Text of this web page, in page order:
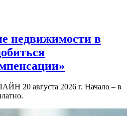
недвижимости в
20 августа 2026 г. Начало – в